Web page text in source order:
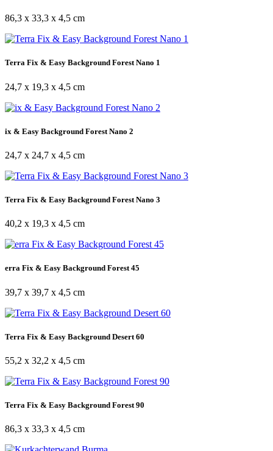
86,3 x 33,3 x 4,5 cm
Terra Fix & Easy Background Forest Nano 1
24,7 x 19,3 x 4,5 cm
ix & Easy Background Forest Nano 2
24,7 x 24,7 x 4,5 cm
Terra Fix & Easy Background Forest Nano 3
40,2 x 19,3 x 4,5 cm
erra Fix & Easy Background Forest 45
39,7 x 39,7 x 4,5 cm
Terra Fix & Easy Background Desert 60
55,2 x 32,2 x 4,5 cm
Terra Fix & Easy Background Forest 90
86,3 x 33,3 x 4,5 cm